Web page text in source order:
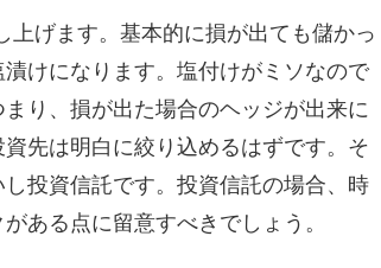
げます。基本的に損が出ても儲かっ
けになります。塩付けがミソなので
り、損が出た場合のヘッジが出来に
先は明白に絞り込めるはずです。そ
資信託です。投資信託の場合、時
ある点に留意すべきでしょう。